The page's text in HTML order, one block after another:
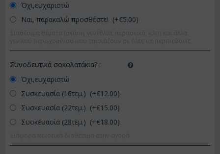
Όχι,ευχαριστώ
Ναι, παρακαλώ προσθέστε! (+€5.00)
Συνοδευτικά σοκολατάκια? :
Όχι,ευχαριστώ
Συσκευασία (16τεμ.) (+€12.00)
Συσκευασία (22τεμ.) (+€15.00)
Συσκευασία (28τεμ.) (+€18.00)